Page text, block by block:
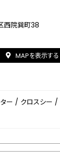
西院巽町38
MAPを表示する
ー / クロスシー /